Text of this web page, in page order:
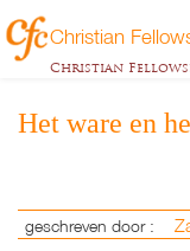
Christian
Christian
Het ware en
geschreven door :